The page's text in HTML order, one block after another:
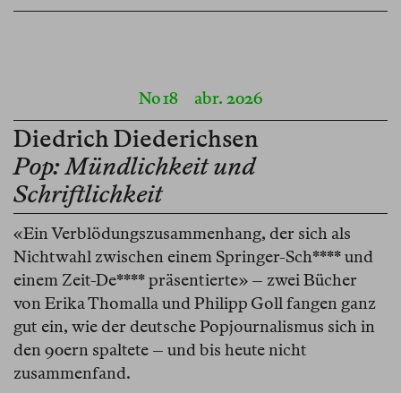
No 18 abr. 2026
Diedrich Diederichsen
Pop: Mündlichkeit und
Schriftlichkeit
«Ein Verblödungszusammenhang, der sich als
Nichtwahl zwischen einem Springer-Sch**** und
einem Zeit-De**** präsentierte» – zwei Bücher
von Erika Thomalla und Philipp Goll fangen ganz
gut ein, wie der deutsche Popjournalismus sich in
den 90ern spaltete – und bis heute nicht
zusammenfand.